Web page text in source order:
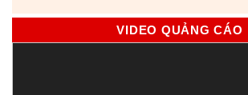
VIDEO QUẢNG CÁO